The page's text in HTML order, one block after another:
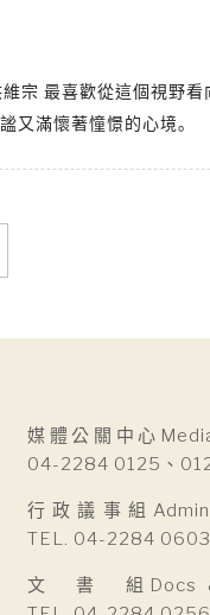
宗 最喜歡從這個視野看
又滿懷著憧憬的心境｡
媒體公關中心
04-2284 0125、
行政議事組
TEL. 04-2284 0603
文 書 組Docs &